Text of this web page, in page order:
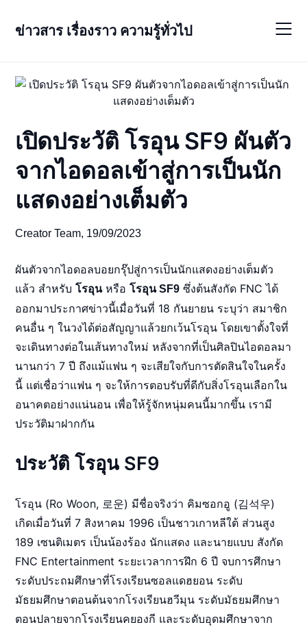
ข่าวสาร เรื่องราว ความรู้ทั่วไป
เปิดประวัติ โรอุน SF9 ผันตัว
จากไอดอลเข้าสู่การเป็นนัก
แสดงอย่างเต็มตัว
Creator Team, 19/09/2023
ผันตัวจากไอดอลบอยกรุ๊ปสู่การเป็นนักแสดงอย่างเต็มตัว
แล้ว สำหรับโรอุนหรือโรอุน SF9 ซึ่งต้นสังกัด FNC ได้
ออกมาประกาศข่าวนี้เมื่อวันที่ 18 กันยายน ระบุว่า สมาชิก
คนอื่น ๆ ในวงได้ต่อสัญญาแล้วยกเว้นโรอุน โดยเขาตั้งใจที่
จะเดินทางต่อในเส้นทางใหม่ หลังจากที่เป็นศิลปินไอดอลมา
นานกว่า 7 ปี ถึงแม้แฟน ๆ จะเสียใจกับการตัดสินใจในครั้ง
นี้ แต่เชื่อว่าแฟน ๆ จะให้การตอบรับที่ดีกับสิ่งโรอุนเลือกใน
อนาคตอย่างแน่นอน เพื่อให้รู้จักหนุ่มคนนี้มากขึ้น เรามี
ประวัติมาฝากกัน
ประวัติ โรอุน SF9
โรอุน (Ro Woon, 로운) มีชื่อจริงว่า คิมซอกอู (김석우)
เกิดเมื่อวันที่ 7 สิงหาคม 1996 เป็นชาวเกาหลีใต้ ส่วนสูง
189 เซนติเมตร เป็นน้องร้อง นักแสดง และนายแบบ สังกัด
FNC Entertainment ระยะเวลาการฝึก 6 ปี จบการศึกษา
ระดับประถมศึกษาที่โรงเรียนซอลแดฮยอน ระดับ
มัธยมศึกษาตอนต้นจากโรงเรียนฮวีมุน ระดับมัธยมศึกษา
ตอนปลายจากโรงเรียนคยองกี และระดับอุดมศึกษาจาก